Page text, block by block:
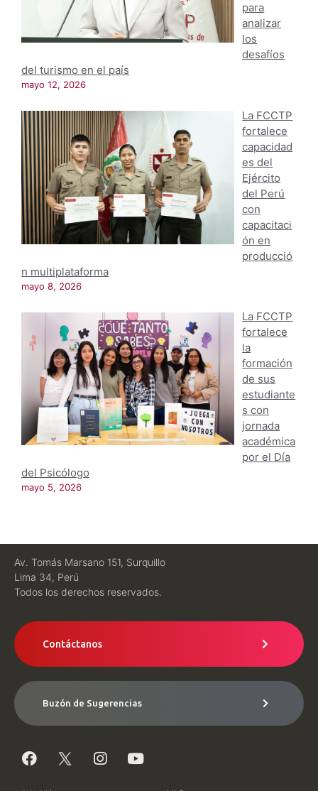
para
analizar
los
desafíos
del turismo en el país
mayo 12, 2026
La FCCTP
fortalece
capacidad
es del
Ejército
del Perú
con
capacitaci
ón en
producció
n multiplataforma
mayo 8, 2026
La FCCTP
fortalece
la
formación
de sus
estudiante
s con
jornada
académica
por el Día
del Psicólogo
mayo 5, 2026
Av. Tomás Marsano 151, Surquillo
Lima 34, Perú
Todos los derechos reservados.
Contáctanos
Buzón de Sugerencias